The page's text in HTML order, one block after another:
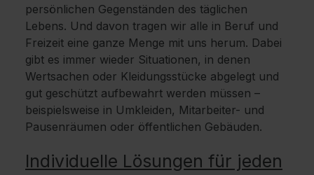
persönlichen Gegenständen des täglichen
Lebens. Und davon tragen wir alle in Beruf und
Freizeit eine ganze Menge mit uns herum. Dabei
gibt es immer wieder Situationen, in denen
Wertsachen oder Kleidungsstücke abgelegt und
gut geschützt aufbewahrt werden müssen –
beispielsweise in Umkleiden, Mitarbeiter- und
Pausenräumen oder öffentlichen Gebäuden.
Individuelle Lösungen für jeden